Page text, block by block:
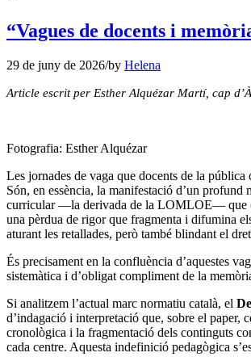
“Vagues de docents i
29 de juny de 2026/by Helena
Article escrit per Esther Alquézar Martí, cap
Fotografia: Esther Alquézar
Les jornades de vaga que docents de la
Són, en essència, la manifestació d’un
curricular —la derivada de la LOMLOE— que
una pèrdua de rigor que fragmenta i difumina
aturant les retallades, però també blindant el
És precisament en la confluència d’aquestes
sistemàtica i d’obligat compliment de la
Si analitzem l’actual marc normatiu català, el
d’indagació i interpretació que, sobre el paper,
cronològica i la fragmentació dels continguts
cada centre. Aquesta indefinició pedagògica